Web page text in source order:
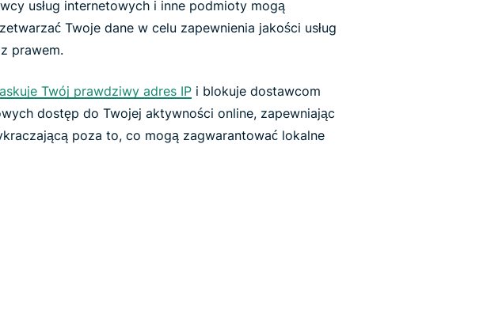
usług internetowych i inne podmioty mogą
Twoje dane w celu zapewnienia jakości usług
prawem.
Twój prawdziwy adres IPi blokuje dostawcom
dostęp do Twojej aktywności online, zapewniając
poza to, co mogą zagwarantować lokalne